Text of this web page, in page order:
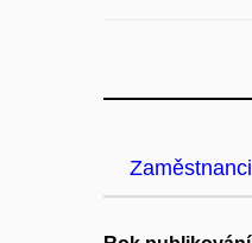
Zaměstnanci